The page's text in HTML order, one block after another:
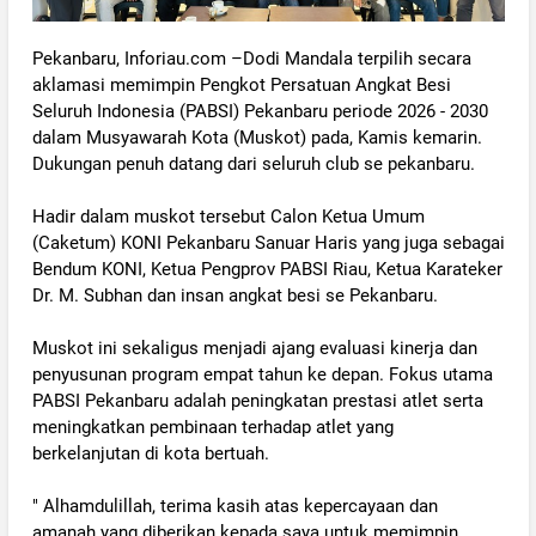
Pekanbaru, Inforiau.com –Dodi Mandala terpilih secara
aklamasi memimpin Pengkot Persatuan Angkat Besi
Seluruh Indonesia (PABSI) Pekanbaru periode 2026 - 2030
dalam Musyawarah Kota (Muskot) pada, Kamis kemarin.
Dukungan penuh datang dari seluruh club se pekanbaru.
‎Hadir dalam muskot tersebut Calon Ketua Umum
(Caketum) KONI Pekanbaru Sanuar Haris yang juga sebagai
Bendum KONI, Ketua Pengprov PABSI Riau, Ketua Karateker
Dr. M. Subhan dan insan angkat besi se Pekanbaru.
‎Muskot ini sekaligus menjadi ajang evaluasi kinerja dan
penyusunan program empat tahun ke depan. Fokus utama
PABSI Pekanbaru adalah peningkatan prestasi atlet serta
meningkatkan pembinaan terhadap atlet yang
berkelanjutan di kota bertuah.
‎" Alhamdulillah, terima kasih atas kepercayaan dan